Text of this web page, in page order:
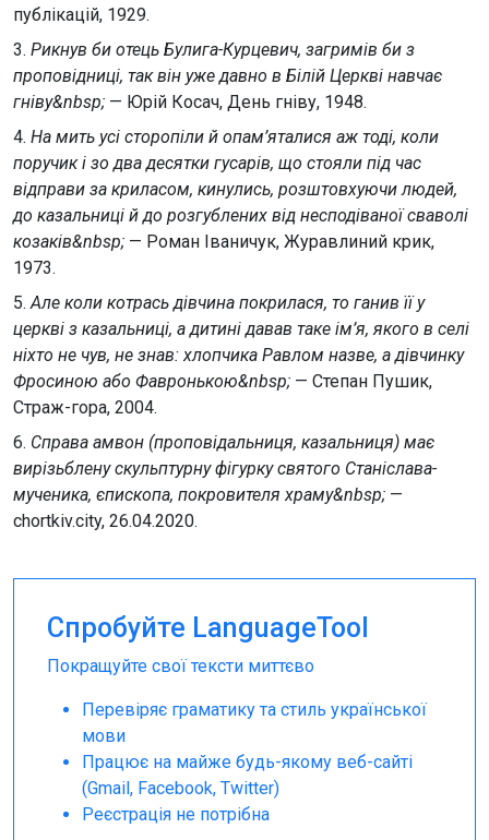
публікацій, 1929.
3. Рикнув би отець Булига-Курцевич, загримів би з
проповідниці, так він уже давно в Білій Церкві навчає
гніву&nbsp; — Юрій Косач, День гніву, 1948.
4. На мить усі сторопіли й опам’яталися аж тоді, коли
поручик і зо два десятки гусарів, що стояли під час
відправи за криласом, кинулись, розштовхуючи людей,
до казальниці й до розгублених від несподіваної сваволі
козаків&nbsp; — Роман Іваничук, Журавлиний крик,
1973.
5.Але коли котрась дівчина покрилася, то ганив її у
церкві з казальниці, а дитині давав таке ім’я, якого в селі
ніхто не чув, не знав: хлопчика Равлом назве, а дівчинку
Фросиною або Фавронькою&nbsp; — Степан Пушик,
Страж-гора, 2004.
6. Справа амвон (проповідальниця, казальниця) має
вирізьблену скульптурну фігурку святого Станіслава-
мученика, єпископа, покровителя храму&nbsp; —
chortkiv.city, 26.04.2020.
Спробуйте LanguageTool
Покращуйте свої тексти миттєво
Перевіряє граматику та стиль української
мови
Працює на майже будь-якому веб-сайті
(Gmail, Facebook, Twitter)
Реєстрація не потрібна